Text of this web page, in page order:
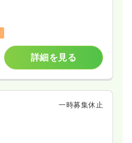
詳細を見る
一時募集休止